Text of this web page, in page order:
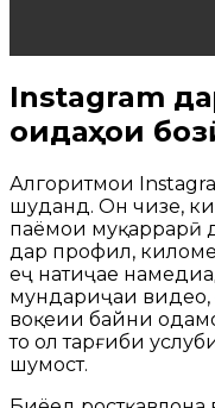
Instagram
қоидаҳои
Алгоритмҳои
шуданд. Он чизе,
паёмҳои муқаррарӣ
дар профил,
ҳеҷ натиҷае
мундариҷаи видео,
воқеии байни
то ҳол тарғиби
шумост.